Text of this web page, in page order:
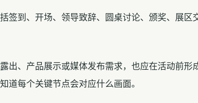
签到、开场、领导致辞、圆桌讨论、颁奖、展区
出、产品展示或媒体发布需求，也应在活动前形
道每个关键节点会对应什么画面。